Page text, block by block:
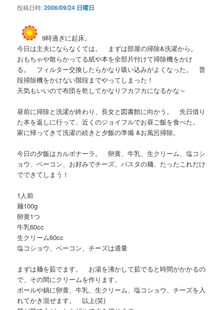
投稿日時:2006/09/24 日曜日
9時過ぎに起床。
今日は主夫にならなくては。 まずは部屋の掃除&洗濯から。
おもちゃや散らかってる紙や本を全部片付けて掃除機をかけ
る。 フィルター交換したらかなり吸い込みがよくなった。 普
段掃除機をかけない階段までやってしまった！
天気もいいので布団を乾してかなりフカフカになるかな～
昼前に掃除と洗濯が終わり、長女と図書館に向かう。 先日借り
た本を返しに行って、近くのジョイフルでお昼ご飯を食べた。
家に帰ってきて洗濯の続きと夕飯の準備 &お風呂掃除。
今日の夕飯はカルボナーラ。 卵黄、牛乳、生クリーム、塩コシ
ョウ、ベーコン、お好みでチーズ、パスタの麺、たったこれだけ
でできてしまう！
1人前
麺100g
卵黄1つ
牛乳60cc
生クリーム60cc
塩コショウ、ベーコン、チーズは適量
まずは麺を茹でます。 お湯を沸かして茹でると時間がかかるの
で、その間にクリームを作ります。
ボールや鍋に卵黄、牛乳、生クリーム、塩コショウ、チーズを入
れてかき混ぜます。 以上(笑)